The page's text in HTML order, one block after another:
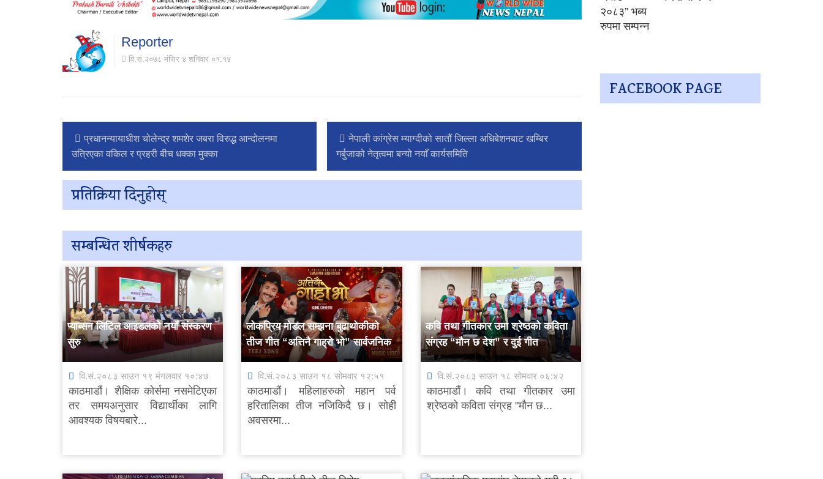
Reporter
वि.सं.२०७८ मंसिर ४ शनिवार ०१:१४
प्रधानन्यायाधीश चोलेन्द्र शमशेर जबरा विरुद्ध आन्दोलनमा
उत्रिएका वकिल र प्रहरी बीच धक्का मुक्का
नेपाली कांग्रेस म्याग्दीको सातौं जिल्ला अधिबेशनबाट खम्बिर
गर्बुजाको नेतृत्वमा बन्यो नयाँ कार्यसमिति
प्रतिक्रिया दिनुहोस्
सम्बन्धित शीर्षकहरु
प्याब्सन लिटिल आइडलको नयाँ संस्करण
सुरु
वि.सं.२०८३ साउन १९ मंगलवार १०:४७
काठमाडौं। शैक्षिक कोर्समा नसमेटिएका
तर समयअनुसार विद्यार्थीका लागि
आवश्यक विषयबारे...
लोकप्रिय मोडल सम्झना बुढाथोकीको
तीज गीत “अत्तिनै गाह्रो भो” सार्वजनिक
वि.सं.२०८३ साउन १८ सोमवार १२:५१
काठमाडौं। महिलाहरुको महान पर्व
हरितालिका तीज नजिकिदै छ। सोही
अवसरमा...
कवि तथा गीतकार उमा श्रेष्ठको कविता
संग्रह “मौन छ देश” र दुई गीत
सार्वजनिक
वि.सं.२०८३ साउन १८ सोमवार ०६:४२
काठमाडौं। कवि तथा गीतकार उमा
श्रेष्ठको कविता संग्रह "मौन छ...
FACEBOOK PAGE